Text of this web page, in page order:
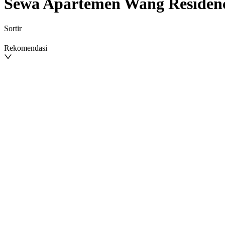
Sewa Apartemen Wang
Sortir
Rekomendasi